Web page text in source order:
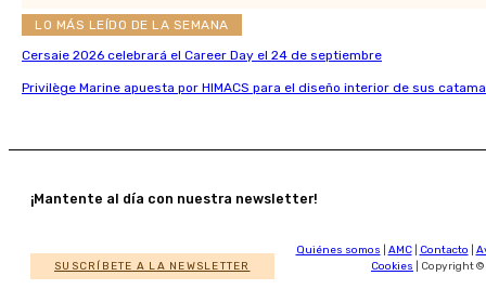
LO MÁS LEÍDO DE LA SEMANA
Cersaie 2026 celebrará el Career Day el 24 de septiembre
Privilège Marine apuesta por HIMACS para el diseño interior de sus
¡Mantente al día con nuestra newsletter!
SUSCRÍBETE A LA NEWSLETTER
Quiénes somos AMC| Contacto
Cookies | Copyright